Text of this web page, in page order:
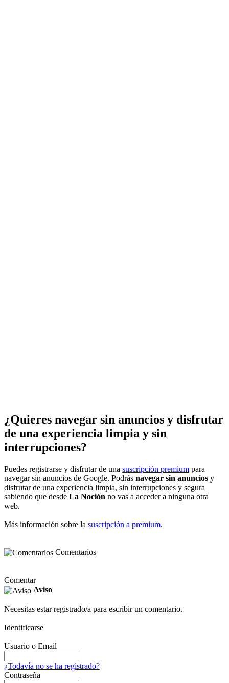
¿Quieres navegar sin anuncios y disfrutar
de una experiencia limpia y sin
interrupciones?
Puedes registrarse y disfrutar de una suscripción premium para
navegar sin anuncios de Google. Podrás navegar sin anuncios y
disfrutar de una experiencia limpia, sin interrupciones y segura
sabiendo que desde La Noción no vas a acceder a ninguna otra
web.
Más información sobre la suscripción a premium.
Comentarios
Comentar
Aviso
Necesitas estar registrado/a para escribir un comentario.
Identificarse
Usuario o Email
¿Todavía no se ha registrado?
Contraseña